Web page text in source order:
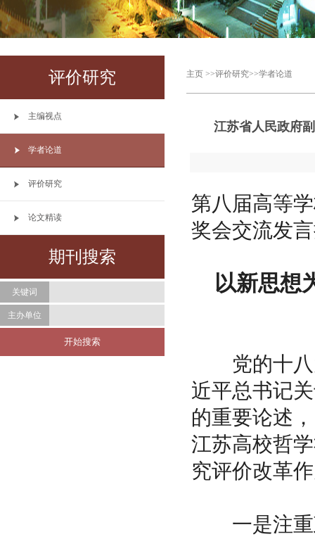
评价研究
主编视点
学者论道
评价研究
论文精读
期刊搜索
关键词
主办单位
主页 >>评价研究>>学者论道
江苏省人民政府
第八届高等
奖会交流发
以新思想
党的十八
近平总书记
的重要论述
江苏高校哲
究评价改革
一是注重